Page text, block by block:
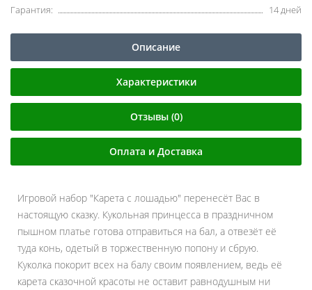
Гарантия:
14 дней
Описание
Характеристики
Отзывы (0)
Оплата и Доставка
Игровой набор "Карета с лошадью" перенесёт Вас в
настоящую сказку. Кукольная принцесса в праздничном
пышном платье готова отправиться на бал, а отвезёт её
туда конь, одетый в торжественную попону и сбрую.
Куколка покорит всех на балу своим появлением, ведь её
карета сказочной красоты не оставит равнодушным ни